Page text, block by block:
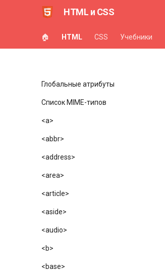
HTML и CSS
🏠 HTML CSS Учебники
Глобальные атрибуты
Список MIME-типов
<a>
<abbr>
<address>
<area>
<article>
<aside>
<audio>
<b>
<base>